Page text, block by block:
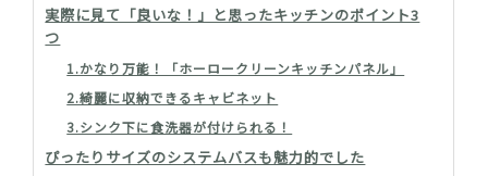
実際に見て「良いな！」と思ったキッチンのポイント3
つ
1.かなり万能！「ホーロークリーンキッチンパネル」
2.綺麗に収納できるキャビネット
3.シンク下に食洗器が付けられる！
ぴったりサイズのシステムバスも魅力的でした